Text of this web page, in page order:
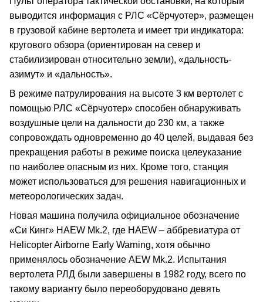
выводится информация с РЛС «Сёрчуотер», размещен
в грузовой кабине вертолета и имеет три индикатора:
кругового обзора (ориентирован на север и
стабилизирован относительно земли), «дальность-
азимут» и «дальность».
В режиме патрулирования на высоте 3 км вертолет с
помощью РЛС «Сёрчуотер» способен обнаруживать
воздушные цели на дальности до 230 км, а также
сопровождать одновременно до 40 целей, выдавая без
прекращения работы в режиме поиска целеуказание
по наиболее опасным из них. Кроме того, станция
может использоваться для решения навигационных и
метеорологических задач.
Новая машина получила официальное обозначение
«Си Кинг» HAEW Mk.2, где HAEW – аббревиатура от
Helicopter Airborne Early Warning, хотя обычно
применялось обозначение AEW Mk.2. Испытания
вертолета РЛД были завершены в 1982 году, всего по
такому варианту было переоборудовано девять